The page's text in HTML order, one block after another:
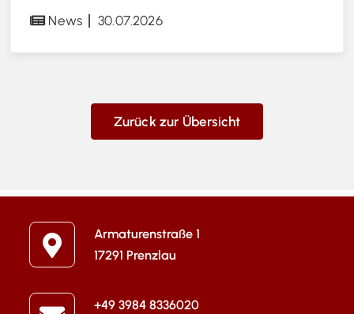
News 30.07.2026
Zurück zur Übersicht
Armaturenstraße 1
17291 Prenzlau
+49 3984 8336020